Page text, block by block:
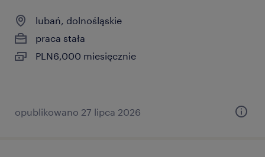
lubań, dolnośląskie
praca stała
PLN6,000 miesięcznie
opublikowano 27 lipca 2026